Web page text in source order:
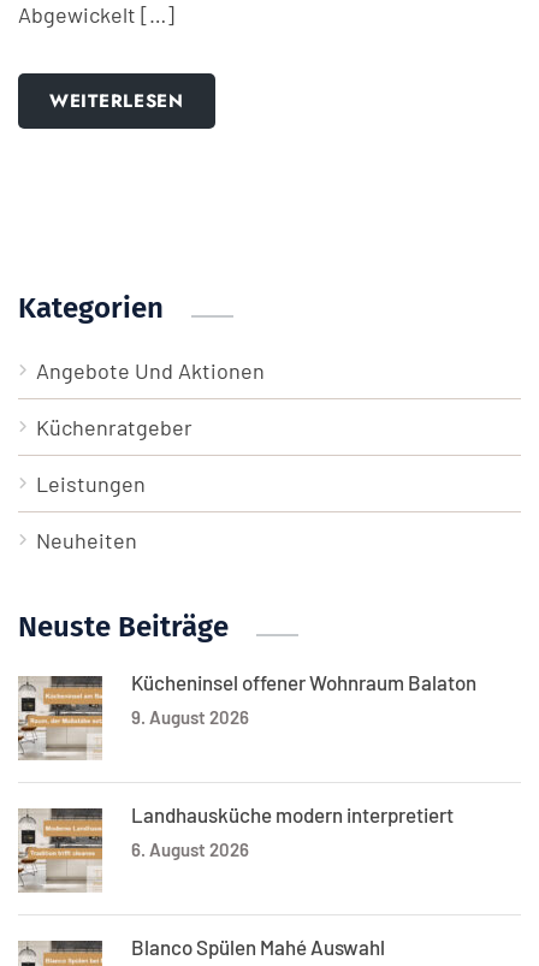
Abgewickelt […]
WEITERLESEN
Kategorien
Angebote Und Aktionen
Küchenratgeber
Leistungen
Neuheiten
Neuste Beiträge
Kücheninsel offener Wohnraum Balaton
9. August 2026
Landhausküche modern interpretiert
6. August 2026
Blanco Spülen Mahé Auswahl